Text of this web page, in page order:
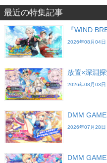
最近の特集記事
『WIND
2026年08月04日
放置×深淵
2026年08月03日
DMM
2026年07月28日
DMM